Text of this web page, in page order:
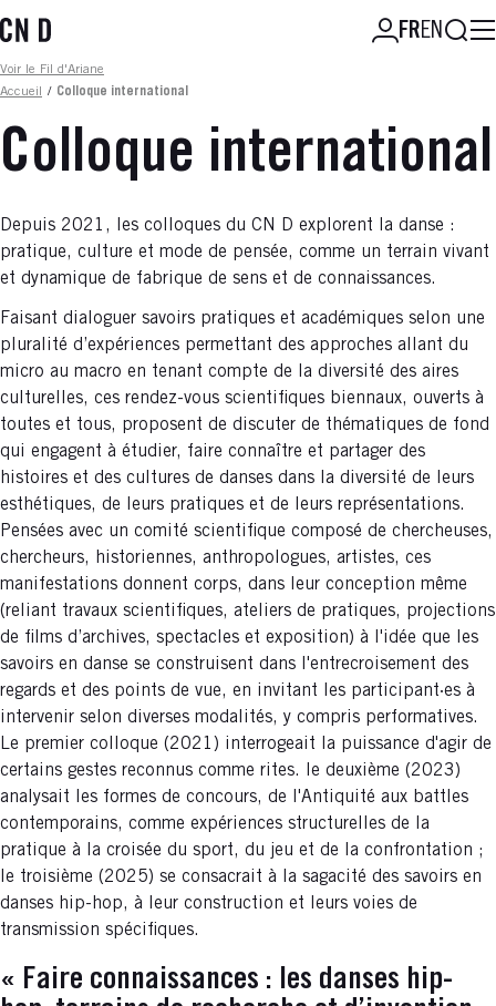
au
principal
FREN
Fil d'ariane
Voir le Fil d'Ariane
Accueil
/ Colloque international
Colloque international
Depuis 2021, les colloques du CN D explorent la danse :
pratique, culture et mode de pensée, comme un terrain vivant
et dynamique de fabrique de sens et de connaissances.
Faisant dialoguer savoirs pratiques et académiques selon une
pluralité d’expériences permettant des approches allant du
micro au macro en tenant compte de la diversité des aires
culturelles, ces rendez-vous scientifiques biennaux, ouverts à
toutes et tous, proposent de discuter de thématiques de fond
qui engagent à étudier, faire connaître et partager des
histoires et des cultures de danses dans la diversité de leurs
esthétiques, de leurs pratiques et de leurs représentations.
Pensées avec un comité scientifique composé de chercheuses,
chercheurs, historiennes, anthropologues, artistes, ces
manifestations donnent corps, dans leur conception même
(reliant travaux scientifiques, ateliers de pratiques, projections
de films d’archives, spectacles et exposition) à l'idée que les
savoirs en danse se construisent dans l'entrecroisement des
regards et des points de vue, en invitant les participant·es à
intervenir selon diverses modalités, y compris performatives.
Le premier colloque (2021) interrogeait la puissance d'agir de
certains gestes reconnus comme rites. le deuxième (2023)
analysait les formes de concours, de l'Antiquité aux battles
contemporains, comme expériences structurelles de la
pratique à la croisée du sport, du jeu et de la confrontation ;
le troisième (2025) se consacrait à la sagacité des savoirs en
danses hip-hop, à leur construction et leurs voies de
transmission spécifiques.
« Faire connaissances : les danses hip-